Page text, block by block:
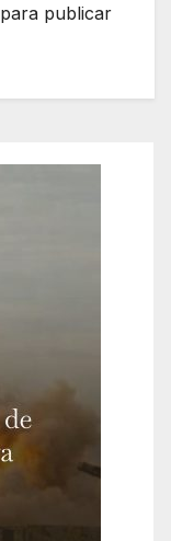
para publicar